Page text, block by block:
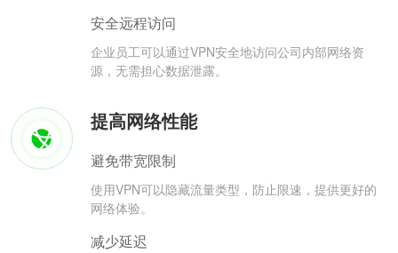
安全远程访问
企业员工可以通过VPN安全地访问公司内部网络资
源，无需担心数据泄露。
提高网络性能
避免带宽限制
使用VPN可以隐藏流量类型，防止限速，提供更好的
网络体验。
减少延迟